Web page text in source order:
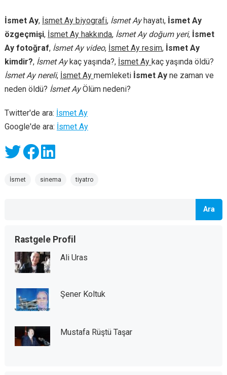
İsmet Ay, İsmet Ay biyografi, İsmet Ayhayatı, İsmet Ay
özgeçmişi, İsmet Ay hakkında, İsmet Ay doğum yeri, İsmet
Ay fotoğraf, İsmet Ay video, İsmet Ay resim, İsmet Ay
kimdir?, İsmet Aykaç yaşında?, İsmet Ay kaç yaşında öldü?
İsmet Ay nereli, İsmet Ay memleketi İsmet Ayne zaman ve
neden öldü? İsmet AyÖlüm nedeni?
Twitter'de ara: İsmet Ay
Google'de ara: İsmet Ay
İsmet sinema tiyatro
Ara
Rastgele Profil
Ali Uras
Şener Koltuk
Mustafa Rüştü Taşar